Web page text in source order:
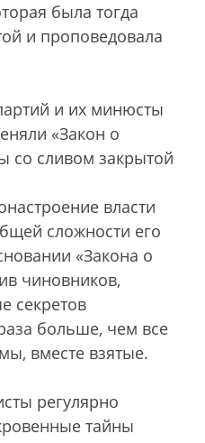
была тогда
и проповедовала
и их минюсты
«Закон о
со сливом закрытой
власти
сложности его
«Закона о
чиновников,
секретов
больше, чем все
вместе взятые.
регулярно
тайны